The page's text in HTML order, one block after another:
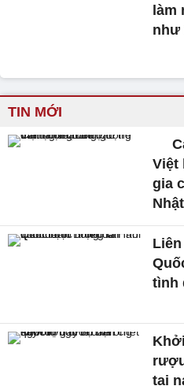
làm
như
TIN MỚI
Việt
gia
tình
tai